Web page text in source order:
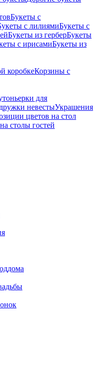
Букеты с
с лилиямиБукеты с
Букеты из герберБукеты
с ирисамиБукеты из
коробкеКорзины с
для
невестыУкрашения
цветов на стол
столы гостей